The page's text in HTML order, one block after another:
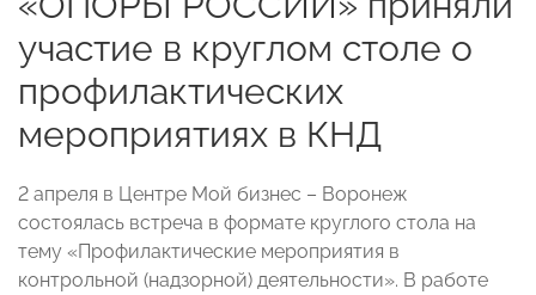
участие в круглом столе о
профилактических
мероприятиях в КНД
2 апреля в Центре Мой бизнес – Воронеж
состоялась встреча в формате круглого стола на
тему «Профилактические мероприятия в
контрольной (надзорной) деятельности». В работе